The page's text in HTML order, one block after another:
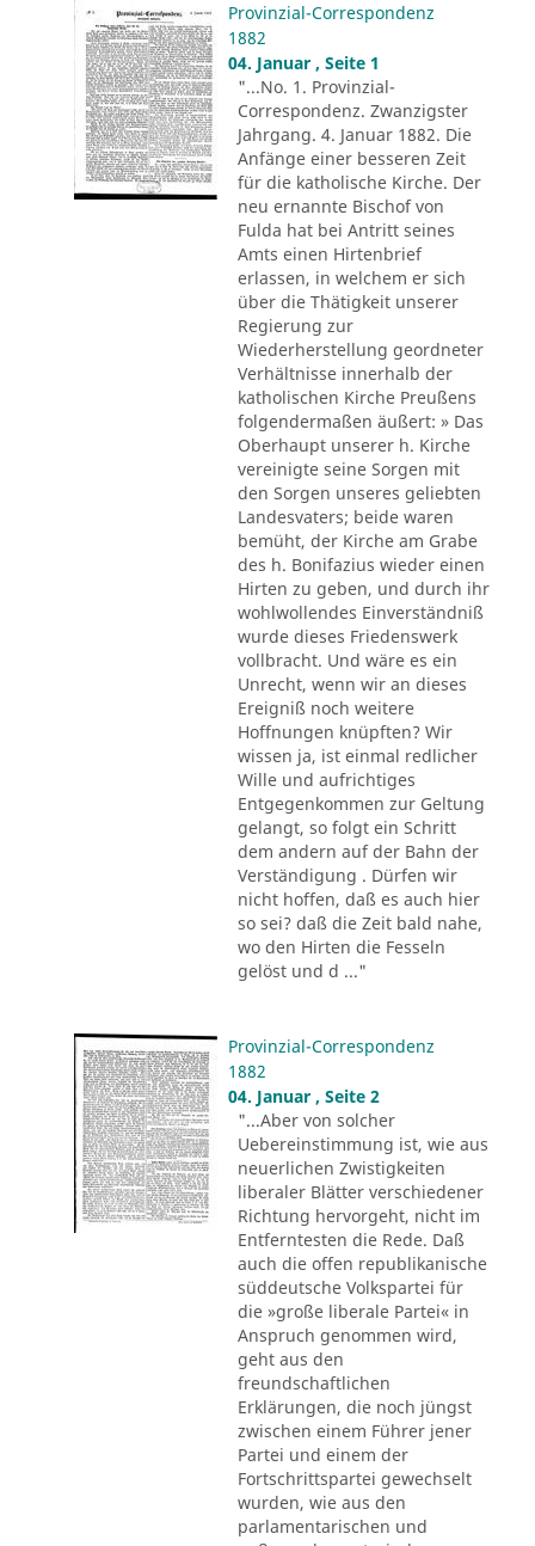
Provinzial-Correspondenz
1882
04. Januar , Seite 1
"...No. 1. Provinzial-
Correspondenz. Zwanzigster
Jahrgang. 4. Januar 1882. Die
Anfänge einer besseren Zeit
für die katholische Kirche. Der
neu ernannte Bischof von
Fulda hat bei Antritt seines
Amts einen Hirtenbrief
erlassen, in welchem er sich
über die Thätigkeit unserer
Regierung zur
Wiederherstellung geordneter
Verhältnisse innerhalb der
katholischen Kirche Preußens
folgendermaßen äußert: » Das
Oberhaupt unserer h. Kirche
vereinigte seine Sorgen mit
den Sorgen unseres geliebten
Landesvaters; beide waren
bemüht, der Kirche am Grabe
des h. Bonifazius wieder einen
Hirten zu geben, und durch ihr
wohlwollendes Einverständniß
wurde dieses Friedenswerk
vollbracht. Und wäre es ein
Unrecht, wenn wir an dieses
Ereigniß noch weitere
Hoffnungen knüpften? Wir
wissen ja, ist einmal redlicher
Wille und aufrichtiges
Entgegenkommen zur Geltung
gelangt, so folgt ein Schritt
dem andern auf der Bahn der
Verständigung . Dürfen wir
nicht hoffen, daß es auch hier
so sei? daß die Zeit bald nahe,
wo den Hirten die Fesseln
gelöst und d ..."
Provinzial-Correspondenz
1882
04. Januar , Seite 2
"...Aber von solcher
Uebereinstimmung ist, wie aus
neuerlichen Zwistigkeiten
liberaler Blätter verschiedener
Richtung hervorgeht, nicht im
Entferntesten die Rede. Daß
auch die offen republikanische
süddeutsche Volkspartei für
die »große liberale Partei« in
Anspruch genommen wird,
geht aus den
freundschaftlichen
Erklärungen, die noch jüngst
zwischen einem Führer jener
Partei und einem der
Fortschrittspartei gewechselt
wurden, wie aus den
parlamentarischen und